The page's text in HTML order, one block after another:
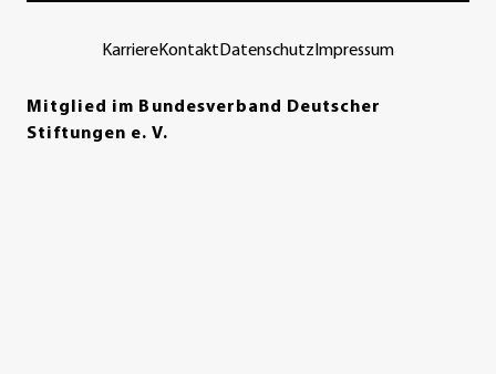
Mitglied im Bundesverband Deutscher
Stiftungen e. V.
KarriereKontakt Datenschutz Impressum